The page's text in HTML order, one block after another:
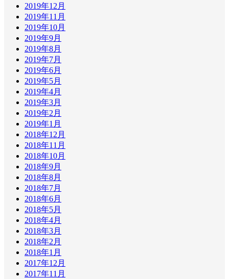
2019年12月
2019年11月
2019年10月
2019年9月
2019年8月
2019年7月
2019年6月
2019年5月
2019年4月
2019年3月
2019年2月
2019年1月
2018年12月
2018年11月
2018年10月
2018年9月
2018年8月
2018年7月
2018年6月
2018年5月
2018年4月
2018年3月
2018年2月
2018年1月
2017年12月
2017年11月